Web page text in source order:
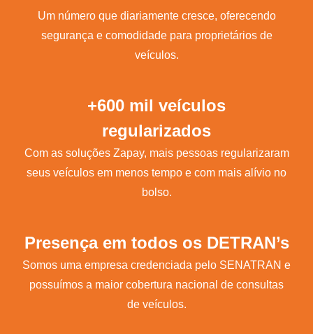
Um número que diariamente cresce, oferecendo
segurança e comodidade para proprietários de
veículos.
+600 mil veículos
regularizados
Com as soluções Zapay, mais pessoas regularizaram
seus veículos em menos tempo e com mais alívio no
bolso.
Presença em todos os DETRAN’s
Somos uma empresa credenciada pelo SENATRAN e
possuímos a maior cobertura nacional de consultas
de veículos.